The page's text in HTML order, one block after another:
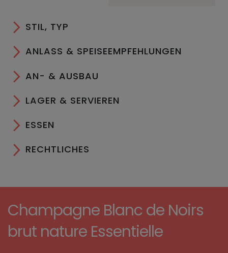
STIL, TYP
ANLASS & SPEISEEMPFEHLUNGEN
AN- & AUSBAU
LAGER & SERVIEREN
ESSEN
RECHTLICHES
Champagne Blanc de Noirs
brut nature Essentielle